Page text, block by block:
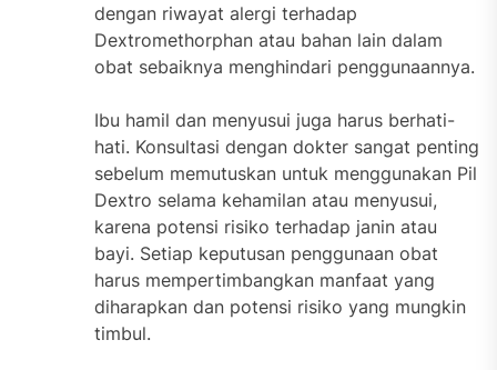
dengan riwayat alergi terhadap
Dextromethorphan atau bahan lain dalam
obat sebaiknya menghindari penggunaannya.
Ibu hamil dan menyusui juga harus berhati-
hati. Konsultasi dengan dokter sangat penting
sebelum memutuskan untuk menggunakan Pil
Dextro selama kehamilan atau menyusui,
karena potensi risiko terhadap janin atau
bayi. Setiap keputusan penggunaan obat
harus mempertimbangkan manfaat yang
diharapkan dan potensi risiko yang mungkin
timbul.